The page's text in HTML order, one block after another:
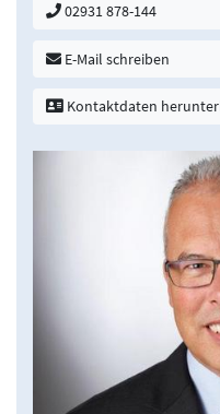
02931 878-144
E-Mail schreiben
Kontaktdaten